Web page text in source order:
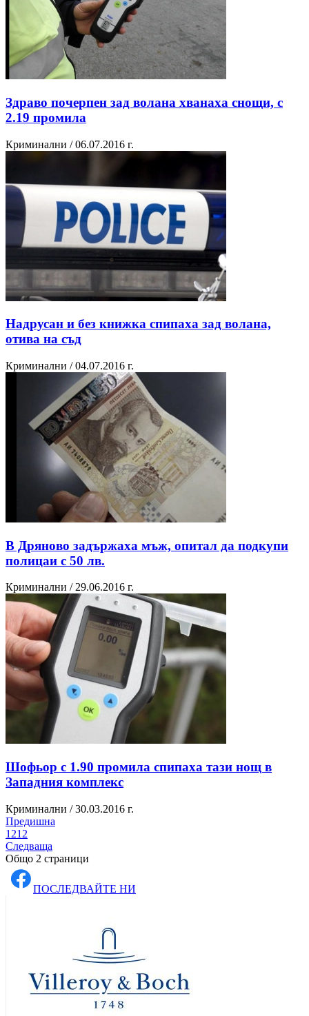
Здраво почерпен зад волана хванаха снощи, с
2.19 промила
Криминални / 06.07.2016 г.
Надрусан и без книжка спипаха зад волана,
отива на съд
Криминални / 04.07.2016 г.
В Дряново задържаха мъж, опитал да подкупи
полицаи с 50 лв.
Криминални / 29.06.2016 г.
Шофьор с 1.90 промила спипаха тази нощ в
Западния комплекс
Криминални / 30.03.2016 г.
Предишна
1 21 2
Следваща
Общо 2 страници
ПОСЛЕДВАЙТЕ НИ